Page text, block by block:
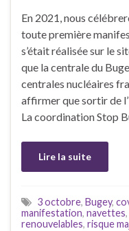
En 2021, nous
toute première
s’était réalisée sur le
que la centrale du
centrales nucléaires
affirmer que sortir de
La coordination Stop
Lire la suite
3 octobre, Bugey,
manifestation, navettes,
renouvelables, risque